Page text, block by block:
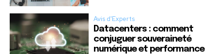
Avis d'Experts
Datacenters : comment
conjuguer souveraineté
numérique et performance